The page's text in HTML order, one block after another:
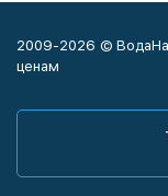
2009-2026 ©
ценам